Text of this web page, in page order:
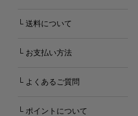
└ 送料について
└ お支払い方法
└ よくあるご質問
└ ポイントについて